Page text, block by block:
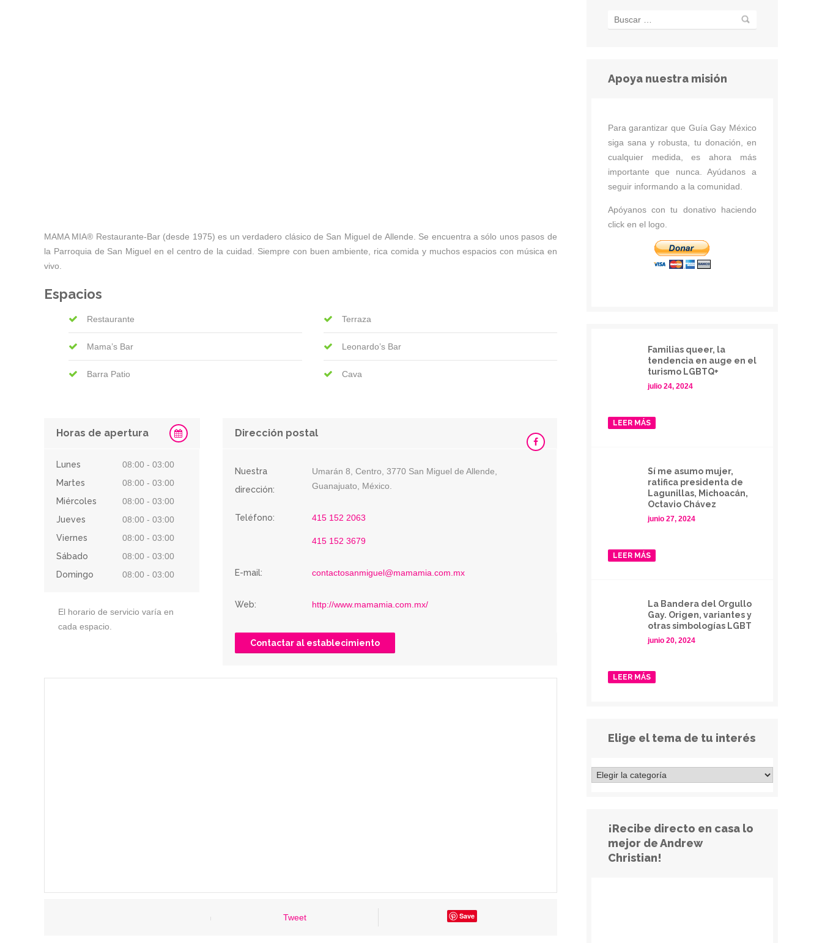
MAMA MIA® Restaurante-Bar (desde 1975) es un verdadero clásico de San Miguel de Allende. Se encuentra a sólo unos pasos de
la Parroquia de San Miguel en el centro de la cuidad. Siempre con buen ambiente, rica comida y muchos espacios con música en
vivo.
Espacios
Restaurante Terraza
Mama’s Bar Leonardo’s Bar
Barra Patio Cava
Horas de apertura
Lunes
08:00 - 03:00
Martes
08:00 - 03:00
Miércoles
08:00 - 03:00
Jueves
08:00 - 03:00
Viernes
08:00 - 03:00
Sábado
08:00 - 03:00
Domingo
08:00 - 03:00
El horario de servicio varía en
cada espacio.
Dirección postal
Nuestra
dirección:
Umarán 8, Centro, 3770 San Miguel de Allende,
Guanajuato, México.
Teléfono: 415 152 2063
415 152 3679
E-mail: contactosanmiguel@mamamia.com.mx
Web: http://www.mamamia.com.mx/
Contactar al establecimiento
Tweet Save
Apoya nuestra misión
Para garantizar que Guía Gay México
siga sana y robusta, tu donación, en
cualquier medida, es ahora más
importante que nunca. Ayúdanos a
seguir informando a la comunidad.
Apóyanos con tu donativo haciendo
click en el logo.
Familias queer, la
tendencia en auge en el
turismo LGBTQ+
julio 24, 2024
LEER MÁS
Sí me asumo mujer,
ratifica presidenta de
Lagunillas, Michoacán,
Octavio Chávez
junio 27, 2024
LEER MÁS
La Bandera del Orgullo
Gay. Origen, variantes y
otras simbologías LGBT
junio 20, 2024
LEER MÁS
Elige el tema de tu interés
¡Recibe directo en casa lo
mejor de Andrew
Christian!